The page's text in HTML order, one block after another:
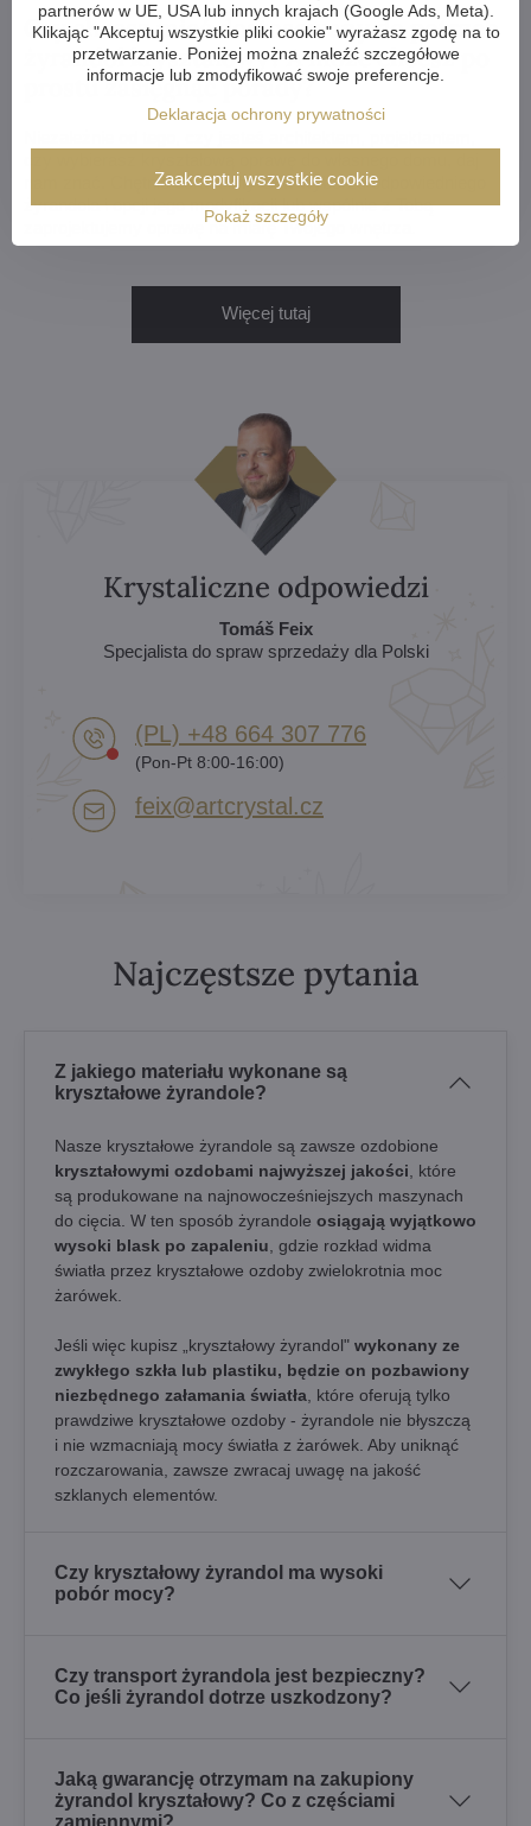
Czy chcesz mieć dostosowany do potrzeb
żyrandol kryształowy? A może chcesz po
prostu zasięgnąć porady?
nam znać. Chętnie doradzimy Ci w wyborze odpowiedniego
żyrandola i opcji jego modyfikacji lub wspólnie z Tobą
zaprojektujemy oprawę na miarę Twojego wnętrza.
Więcej tutaj
Krystaliczne odpowiedzi
Tomáš Feix
Specjalista do spraw sprzedaży dla Polski
(PL) +48 664 307 776
(Pon-Pt 8:00-16:00)
feix​@artcrystal​.cz
Najczęstsze pytania
Z jakiego materiału wykonane są
kryształowe żyrandole?
Nasze kryształowe żyrandole są zawsze ozdobione
kryształowymi ozdobami najwyższej jakości , które
są produkowane na najnowocześniejszych maszynach
do cięcia. W ten sposób żyrandole osiągają wyjątkowo
wysoki blask po zapaleniu , gdzie rozkład widma
światła przez kryształowe ozdoby zwielokrotnia moc
żarówek.
Jeśli więc kupisz „kryształowy żyrandol" wykonany ze
zwykłego szkła lub plastiku, będzie on pozbawiony
niezbędnego załamania światła , które oferują tylko
prawdziwe kryształowe ozdoby - żyrandole nie błyszczą
i nie wzmacniają mocy światła z żarówek. Aby uniknąć
rozczarowania, zawsze zwracaj uwagę na jakość
szklanych elementów.
Czy kryształowy żyrandol ma wysoki
pobór mocy?
Czy transport żyrandola jest bezpieczny?
Co jeśli żyrandol dotrze uszkodzony?
Jaką gwarancję otrzymam na zakupiony
żyrandol kryształowy? Co z częściami
zamiennymi?
partnerów w UE, USA lub innych krajach (Google Ads, Meta).
Klikając "Akceptuj wszystkie pliki cookie" wyrażasz zgodę na to
przetwarzanie. Poniżej można znaleźć szczegółowe
informacje lub zmodyfikować swoje preferencje.
Deklaracja ochrony prywatności
Pokaż szczegóły
Zaakceptuj wszystkie cookie